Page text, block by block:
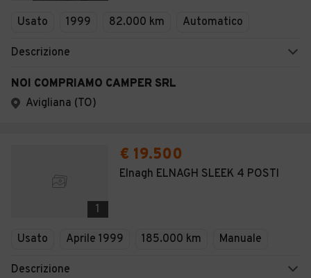
Usato 1999 82.000 km Automatico
Descrizione
NOI COMPRIAMO CAMPER SRL
Avigliana (TO)
1
€ 19.500
Elnagh ELNAGH SLEEK 4 POSTI
Usato Aprile 1999 185.000 km Manuale
Descrizione